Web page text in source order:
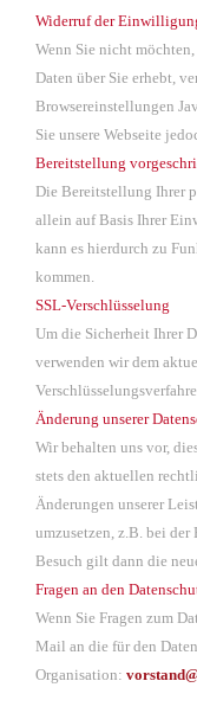
Widerruf der
Wenn Sie nicht
Daten über Sie erhebt,
Browsereinstellungen
Sie unsere Webseite
Bereitstellung
Die Bereitstellung Ihrer
allein auf Basis Ihrer
kann es hierdurch zu
kommen.
SSL-Verschlüsselung
Um die Sicherheit Ihrer
verwenden wir dem
Änderung unserer
Wir behalten uns vor,
stets den aktuellen
Änderungen unserer
umzusetzen, z.B. bei der
Besuch gilt dann die
Fragen an den
Wenn Sie Fragen zum
Mail an die für den
Organisation: